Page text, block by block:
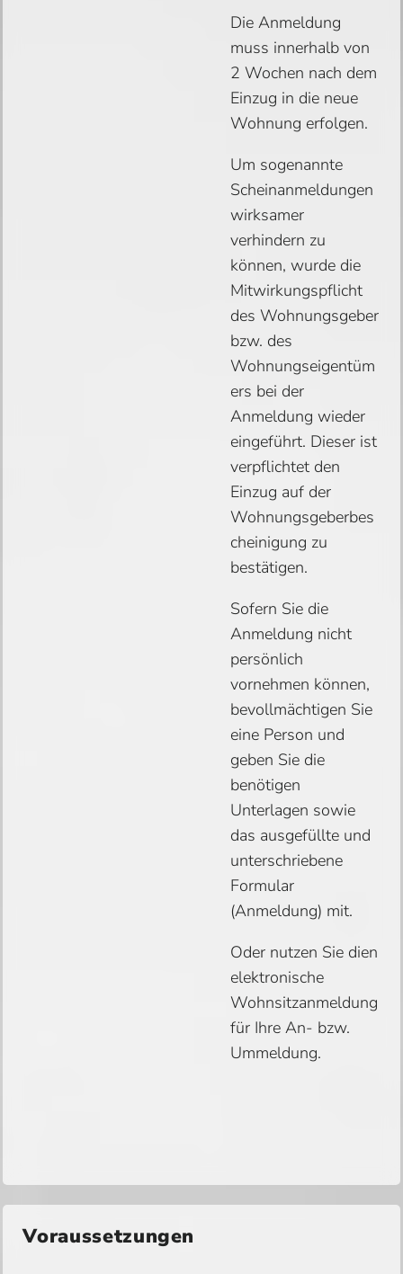
Die Anmeldung
muss innerhalb von
2 Wochen nach dem
Einzug in die neue
Wohnung erfolgen.
Um sogenannte
Scheinanmeldungen
wirksamer
verhindern zu
können, wurde die
Mitwirkungspflicht
des Wohnungsgeber
bzw. des
Wohnungseigentüm
ers bei der
Anmeldung wieder
eingeführt. Dieser ist
verpflichtet den
Einzug auf der
Wohnungsgeberbes
cheinigung zu
bestätigen.
Sofern Sie die
Anmeldung nicht
persönlich
vornehmen können,
bevollmächtigen Sie
eine Person und
geben Sie die
benötigen
Unterlagen sowie
das ausgefüllte und
unterschriebene
Formular
(Anmeldung) mit.
Oder nutzen Sie dien
elektronische
Wohnsitzanmeldung
für Ihre An- bzw.
Ummeldung.
Voraussetzungen